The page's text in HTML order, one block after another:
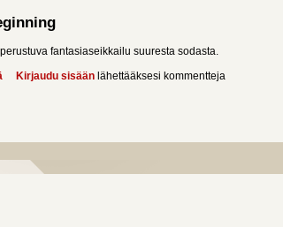
fantasiaseikkailu suuresta sodasta.
about Warcraft: The Beginning
Kirjaudu sisään lähettääksesi kommentteja